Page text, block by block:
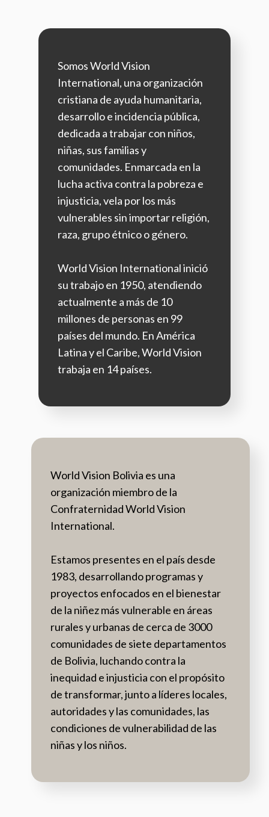
Somos World Vision
International, una organización
cristiana de ayuda humanitaria,
desarrollo e incidencia pública,
dedicada a trabajar con niños,
niñas, sus familias y
comunidades. Enmarcada en la
lucha activa contra la pobreza e
injusticia, vela por los más
vulnerables sin importar religión,
raza, grupo étnico o género.
World Vision International inició
su trabajo en 1950, atendiendo
actualmente a más de 10
millones de personas en 99
países del mundo. En América
Latina y el Caribe, World Vision
trabaja en 14 países.
World Vision Bolivia es una
organización miembro de la
Confraternidad World Vision
International.
Estamos presentes en el país desde
1983, desarrollando programas y
proyectos enfocados en el bienestar
de la niñez más vulnerable en áreas
rurales y urbanas de cerca de 3000
comunidades de siete departamentos
de Bolivia, luchando contra la
inequidad e injusticia con el propósito
de transformar, junto a líderes locales,
autoridades y las comunidades, las
condiciones de vulnerabilidad de las
niñas y los niños.